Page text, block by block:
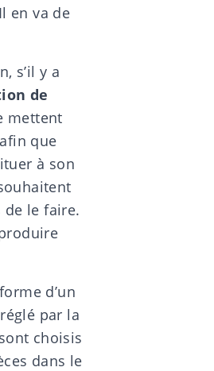
en va de
, s’il y a
de
mettent
que
à son
de le faire.
d’un
par la
choisis
dans le